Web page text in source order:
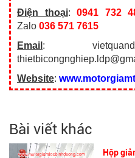
Điện thoại:0941 732
Zalo 036 571 7615
Email :
Website:
Bài viết khác
Hộp